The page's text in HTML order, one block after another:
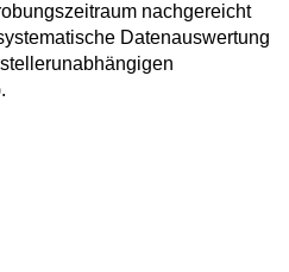
nachgereicht
Datenauswertung